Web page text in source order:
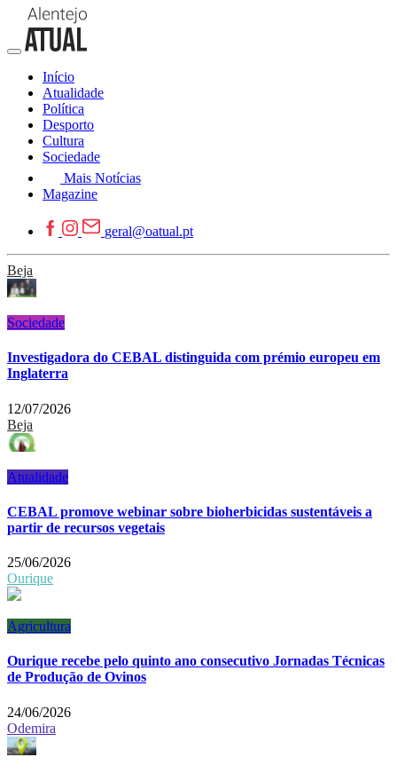
Início
Atualidade
Política
Desporto
Cultura
Sociedade
Mais Notícias
Magazine
geral@oatual.pt
Beja
Sociedade
Investigadora do CEBAL distinguida com prémio europeu em
Inglaterra
12/07/2026
Beja
Atualidade
CEBAL promove webinar sobre bioherbicidas sustentáveis a
partir de recursos vegetais
25/06/2026
Ourique
Agricultura
Ourique recebe pelo quinto ano consecutivo Jornadas Técnicas
de Produção de Ovinos
24/06/2026
Odemira